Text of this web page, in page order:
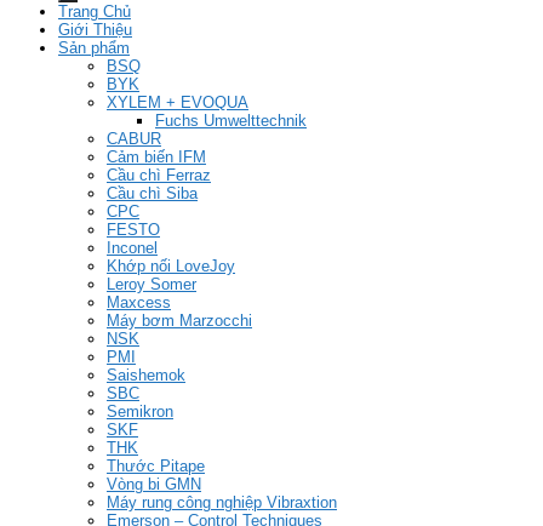
Trang Chủ
Giới Thiệu
Sản phẩm
BSQ
BYK
XYLEM + EVOQUA
Fuchs Umwelttechnik
CABUR
Cảm biến IFM
Cầu chì Ferraz
Cầu chì Siba
CPC
FESTO
Inconel
Khớp nối LoveJoy
Leroy Somer
Maxcess
Máy bơm Marzocchi
NSK
PMI
Saishemok
SBC
Semikron
SKF
THK
Thước Pitape
Vòng bi GMN
Máy rung công nghiệp Vibraxtion
Emerson – Control Techniques